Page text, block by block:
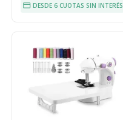
DESDE 6 CUOTAS SIN INTERÉS